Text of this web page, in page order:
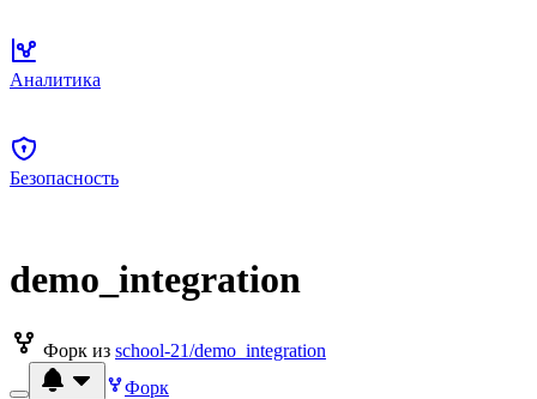
Аналитика
Безопасность
demo_integration
Форк из school-21/demo_integration
Форк